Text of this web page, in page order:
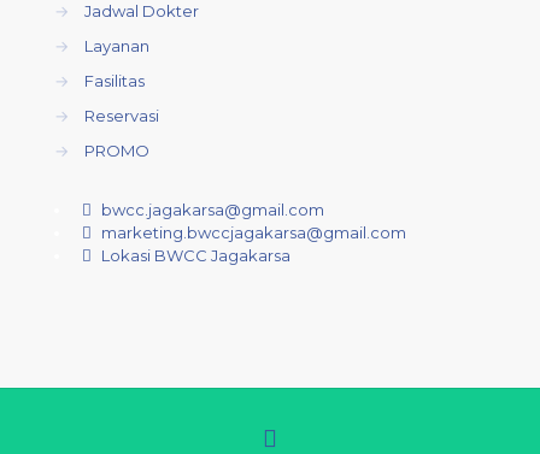
→
Jadwal Dokter
→
Layanan
→
Fasilitas
→
Reservasi
→
PROMO
bwcc.jagakarsa@gmail.com
marketing.bwccjagakarsa@gmail.com
Lokasi BWCC Jagakarsa